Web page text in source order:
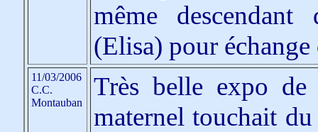
même
(Elisa) pour
11/03/2006
C.C.
Montauban
Très belle expo
maternel touchait